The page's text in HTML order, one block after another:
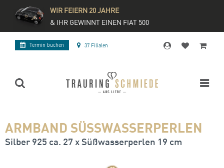
WIR FEIERN 20 JAHRE
& IHR GEWINNT EINEN FIAT 500
Termin buchen 37 Filialen
ARMBAND SÜSSWASSERPERLEN
Silber 925 ca. 27 x Süßwasserperlen 19 cm